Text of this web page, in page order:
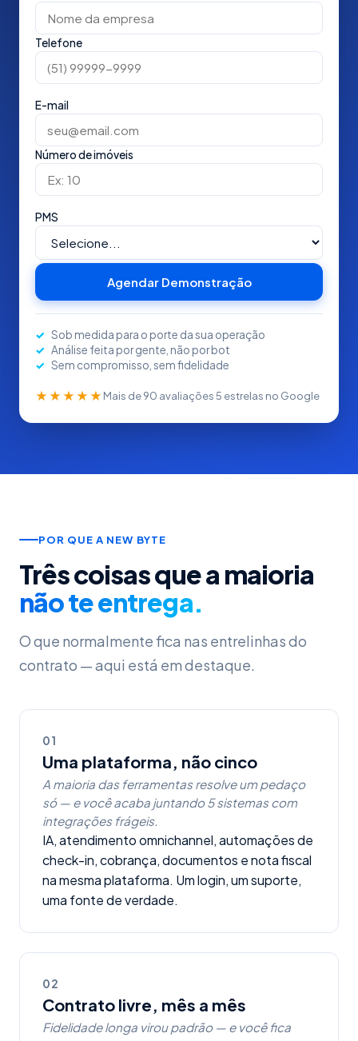
Telefone
E-mail
Número de imóveis
PMS
Agendar Demonstração
Sob medida para o porte da sua operação
Análise feita por gente, não por bot
Sem compromisso, sem fidelidade
★★★★★ Mais de 90 avaliações 5 estrelas no Google
POR QUE A NEW BYTE
Três coisas que a maioria
não te entrega.
O que normalmente fica nas entrelinhas do
contrato — aqui está em destaque.
01
Uma plataforma, não cinco
A maioria das ferramentas resolve um pedaço
só — e você acaba juntando 5 sistemas com
integrações frágeis.
IA, atendimento omnichannel, automações de
check-in, cobrança, documentos e nota fiscal
na mesma plataforma. Um login, um suporte,
uma fonte de verdade.
02
Contrato livre, mês a mês
Fidelidade longa virou padrão — e você fica